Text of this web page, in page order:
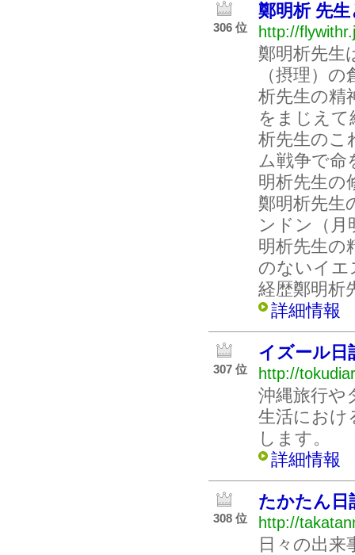
306 位
鄭明析 先
http://
鄭明析先生
（摂理）
析先生の精
をまじえて
析先生のこ
ム戦争で命
明析先生の
鄭明析先
ンドン（月
明析先生の
のないイエ
経歴鄭明析
詳細情報
307 位
イズール日
http://
沖縄旅行や
生活におけ
します。
詳細情報
308 位
たかたん日
http://
日々の出